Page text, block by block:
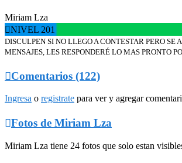
Miriam Lza
NIVEL 201
DISCULPEN SI NO LLEGO A CONTESTAR PERO SE
MENSAJES, LES RESPONDERÉ LO MAS PRONTO
Comentarios (122)
Ingresa o registrate para ver y agregar
Fotos de Miriam Lza
Miriam Lza tiene 24 fotos que solo estan